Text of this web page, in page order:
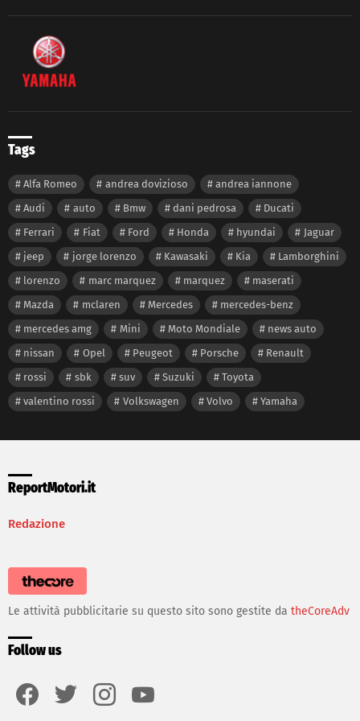
Tags
Alfa Romeo andrea dovizioso
andrea iannone
Audi
auto Bmw dani pedrosa
Ducati
Ferrari
Fiat Ford Honda hyundai
Jaguar
jeep
jorge lorenzo Kawasaki Kia
Lamborghini
lorenzo
marc marquez marquez
maserati
Mazda
mclaren Mercedes
mercedes-benz
mercedes amg
Mini Moto Mondiale
news auto
nissan
Opel Peugeot Porsche
Renault
rossi
sbk suv Suzuki
Toyota
valentino rossi
Volkswagen Volvo Yamaha
ReportMotori.it
Redazione
Le attività pubblicitarie su questo sito sono gestite da theCoreAdv
Follow us